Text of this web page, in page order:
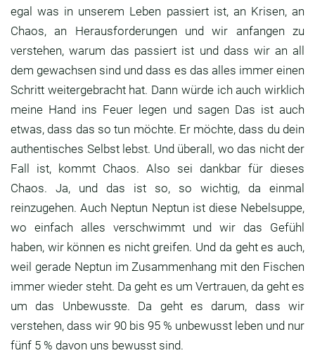
egal was in unserem Leben passiert ist, an Krisen, an
Chaos, an Herausforderungen und wir anfangen zu
verstehen, warum das passiert ist und dass wir an all
dem gewachsen sind und dass es das alles immer einen
Schritt weitergebracht hat. Dann würde ich auch wirklich
meine Hand ins Feuer legen und sagen Das ist auch
etwas, dass das so tun möchte. Er möchte, dass du dein
authentisches Selbst lebst. Und überall, wo das nicht der
Fall ist, kommt Chaos. Also sei dankbar für dieses
Chaos.
Ja, und das ist so, so wichtig,
da einmal
reinzugehen. Auch Neptun Neptun ist diese Nebelsuppe,
wo einfach alles verschwimmt und wir das Gefühl
haben, wir können es nicht greifen. Und da geht es auch,
weil gerade Neptun im Zusammenhang mit den Fischen
immer wieder steht. Da geht es um Vertrauen, da geht es
um das
Unbewusste. Da geht es darum,
dass wir
verstehen, dass wir 90 bis 95 % unbewusst leben und nur
fünf 5 % davon uns bewusst sind.